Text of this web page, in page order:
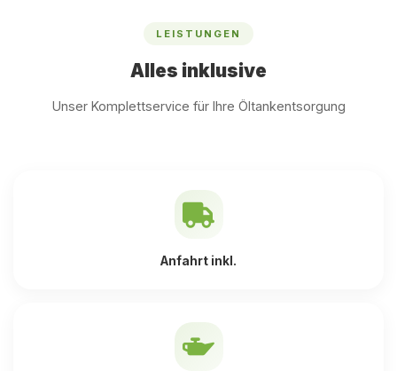
LEISTUNGEN
Alles inklusive
Unser Komplettservice für Ihre Öltankentsorgung
Anfahrt inkl.